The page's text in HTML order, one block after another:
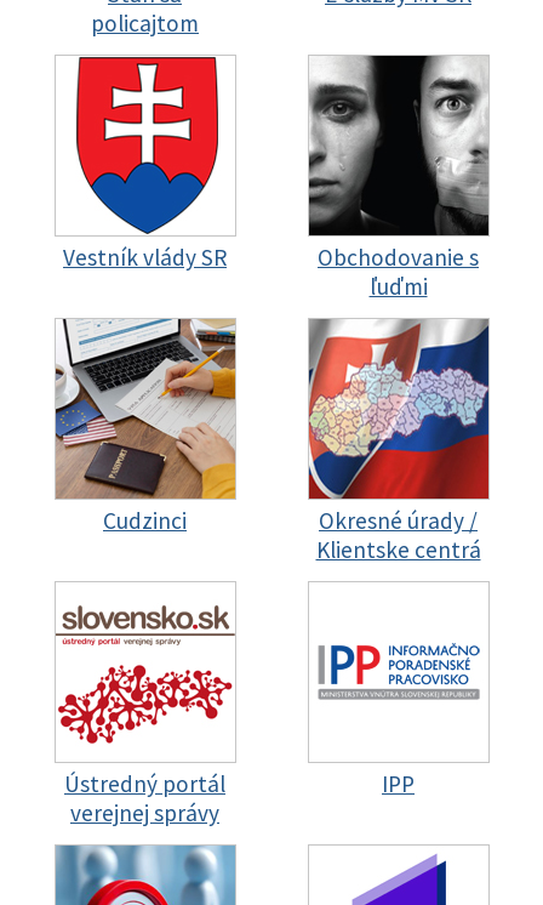
policajtom
Vestník vlády SR
Obchodovanie s
ľuďmi
Cudzinci
Okresné úrady /
Klientske centrá
Ústredný portál
verejnej správy
IPP